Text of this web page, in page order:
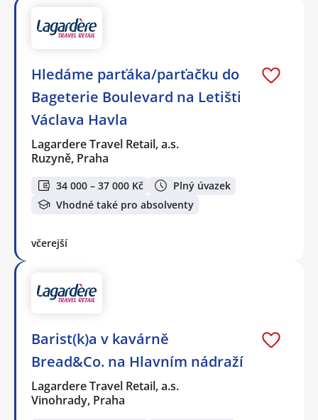
Hledáme parťáka/parťačku do
Bageterie Boulevard na Letišti
Václava Havla
Lagardere Travel Retail, a.s.
Ruzyně, Praha
34 000 – 37 000 Kč
Plný úvazek
Vhodné také pro absolventy
včerejší
Barist(k)a v kavárně
Bread&Co. na Hlavním nádraží
Lagardere Travel Retail, a.s.
Vinohrady, Praha